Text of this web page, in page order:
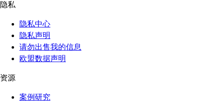
隐私
隐私中心
隐私声明
请勿出售我的信息
欧盟数据声明
资源
案例研究